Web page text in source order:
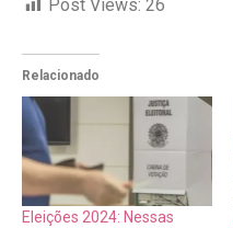
Post Views: 26
Relacionado
Eleições 2024: Nessas